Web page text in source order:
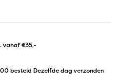
vanaf €35,-
besteld Dezelfde dag verzonden